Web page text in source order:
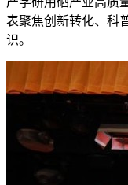
表聚焦创新转化、科
识。